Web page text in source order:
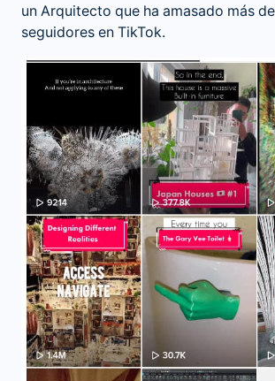
un Arquitecto que ha amasado más
seguidores en TikTok.